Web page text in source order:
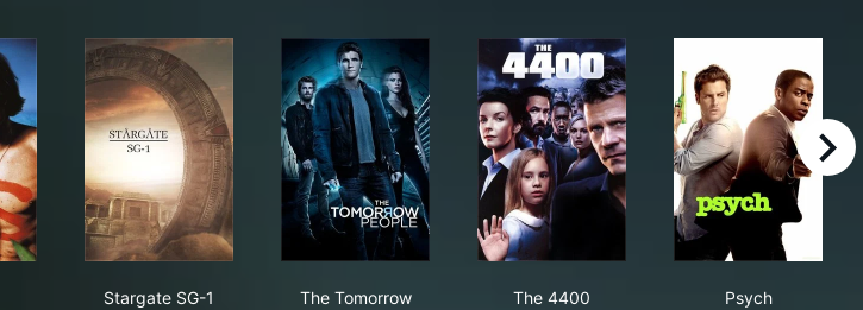
Stargate SG-1
The Tomorrow
The 4400
Psych
right